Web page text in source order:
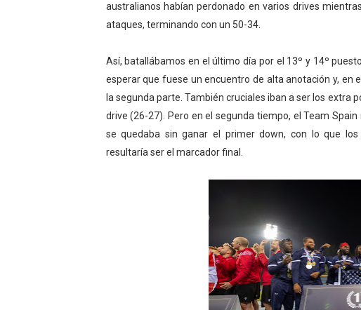
australianos habían perdonado en varios drives
ataques, terminando con un 50-34.
Así, batallábamos en el último día por el 13º y 14º
esperar que fuese un encuentro de alta anotación y, en
la segunda parte. También cruciales iban a ser los extra
drive (26-27). Pero en el segunda tiempo, el Team
se quedaba sin ganar el primer down, con lo que
resultaría ser el marcador final.